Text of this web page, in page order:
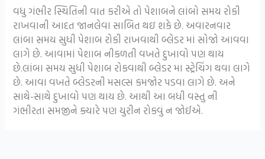
વધુ ગંભીર સ્થિતિની વાત કરીએ તો પેશાબને લાંબો સમય રોકી
રાખવાની આદત જાનલેવા સાબિત થઇ શકે છે. અવારનવાર
લાંબા સમય સુધી પેશાબ રોકી રાખવાથી બ્લેડર માં સોજો આવવા
લાગે છે. આવામાં પેશાબ નીકળતી વખતે દુખાવો પણ થાય
છે.લાંબા સમય સુધી પેશાબ રોકવાથી બ્લેડર મા સ્ટ્રેચિંગ થવા લાગે
છે. આવા વખતે બ્લેડરની મસલ્સ કમજોર પડવા લાગે છે. અને
સાથે-સાથે દુખાવો પણ થાય છે. આથી આ બધી વસ્તુ ની
ગંભીરતા સમજીને ક્યારે પણ યુરીન રોકવું ન જોઈએ.